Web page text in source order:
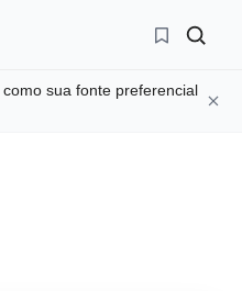
como sua fonte preferencial